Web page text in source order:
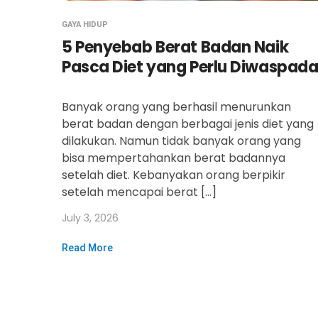
GAYA HIDUP
5 Penyebab Berat Badan Naik
Pasca Diet yang Perlu
Banyak orang yang berhasil menurunkan
berat badan dengan berbagai jenis diet yang
dilakukan. Namun tidak banyak orang yang
bisa mempertahankan berat badannya
setelah diet. Kebanyakan orang berpikir
setelah mencapai berat […]
July 3, 2026
Read More